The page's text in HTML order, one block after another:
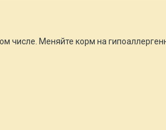
числе. Меняйте корм на